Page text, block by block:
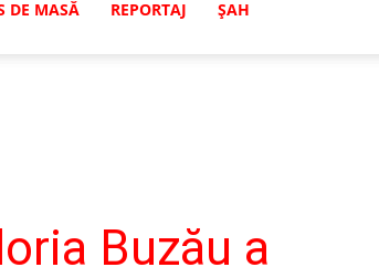
DE MASĂ REPORTAJ ŞAH
Buzău a